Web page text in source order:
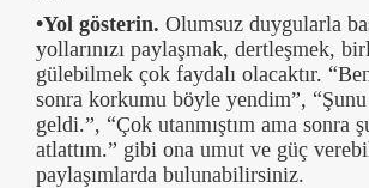
•Yol gösterin. Olumsuz duygularla
yollarınızı paylaşmak, dertleşmek,
gülebilmek çok faydalı olacaktır.
sonra korkumu böyle yendim”,
geldi.”, “Çok utanmıştım ama sonra
atlattım.” gibi ona umut ve güç
paylaşımlarda bulunabilirsiniz.